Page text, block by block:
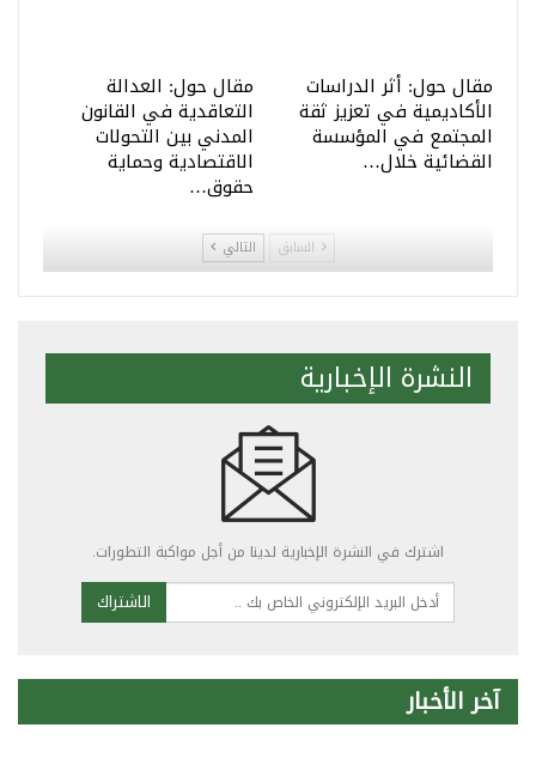
مقال حول: أثر الدراسات
الأكاديمية في تعزيز ثقة
المجتمع في المؤسسة
القضائية خلال…
مقال حول: العدالة
التعاقدية في القانون
المدني بين التحولات
الاقتصادية وحماية
حقوق…
السابق التالي
النشرة الإخبارية
اشترك في النشرة الإخبارية لدينا من أجل مواكبة التطورات.
الاشتراك
آخر الأخبار